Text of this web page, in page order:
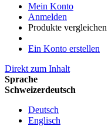
Mein Konto
Anmelden
Produkte vergleichen
Ein Konto erstellen
Direkt zum Inhalt
Sprache
Schweizerdeutsch
Deutsch
Englisch